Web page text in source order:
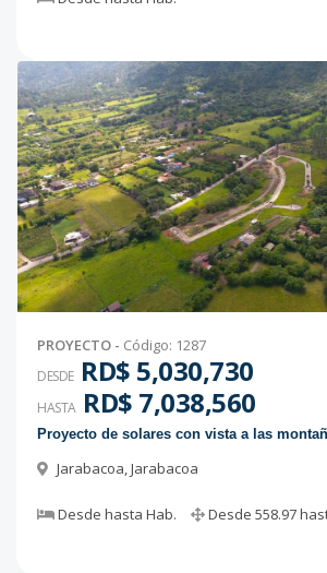
PROYECTO - Código: 1287
DESDE RD$ 5,030,730
HASTA RD$ 7,038,560
Proyecto de solares con vista a las
Jarabacoa,Jarabacoa
Desde hasta Hab. Desde 558.97